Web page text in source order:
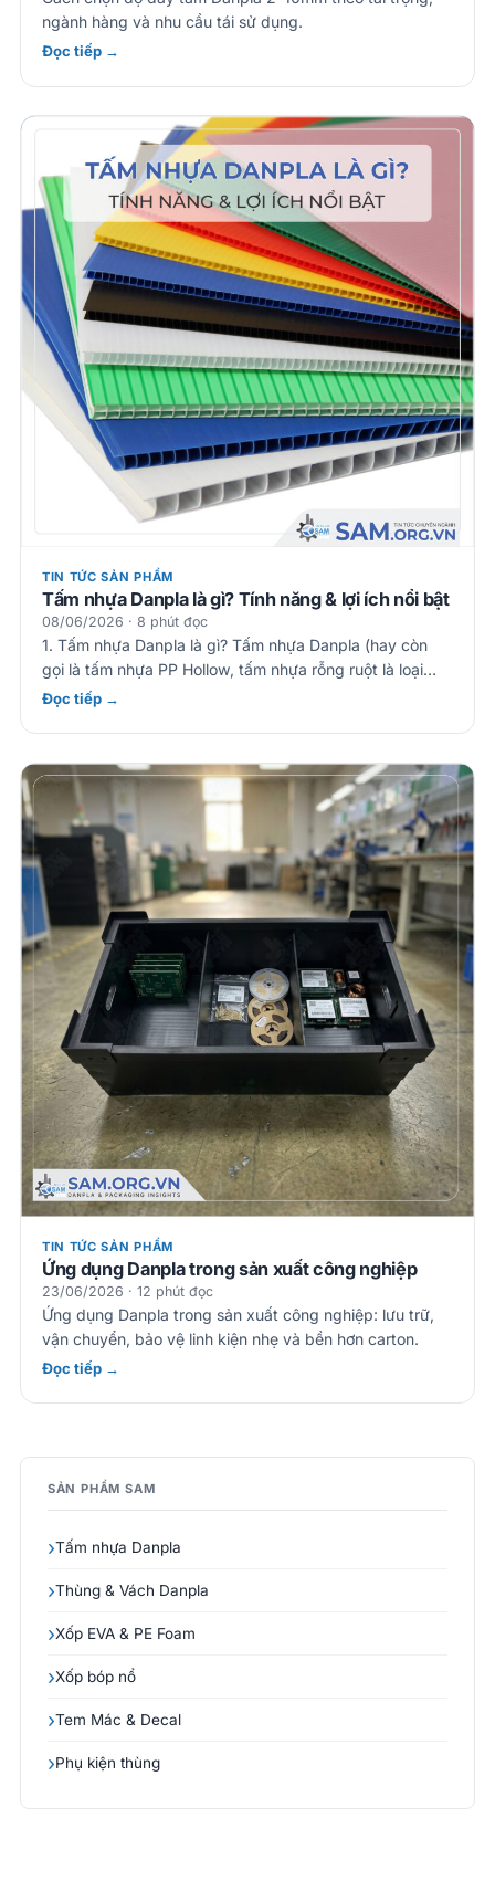
ngành hàng và nhu cầu tái sử dụng.
Đọc tiếp →
TIN TỨC SẢN PHẨM
Tấm nhựa Danpla là gì? Tính năng & lợi ích nổi bật
08/06/2026 · 8 phút đọc
1. Tấm nhựa Danpla là gì? Tấm nhựa Danpla (hay còn
gọi là tấm nhựa PP Hollow, tấm nhựa rỗng ruột là loại…
Đọc tiếp →
TIN TỨC SẢN PHẨM
Ứng dụng Danpla trong sản xuất công nghiệp
23/06/2026 · 12 phút đọc
Ứng dụng Danpla trong sản xuất công nghiệp: lưu trữ,
vận chuyển, bảo vệ linh kiện nhẹ và bền hơn carton.
Đọc tiếp →
SẢN PHẨM SAM
Tấm nhựa Danpla
Thùng & Vách Danpla
Xốp EVA & PE Foam
Xốp bóp nổ
Tem Mác & Decal
Phụ kiện thùng